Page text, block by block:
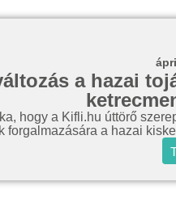
a hazai
hogy a Kifli.hu úttörő
forgalmazására a hazai